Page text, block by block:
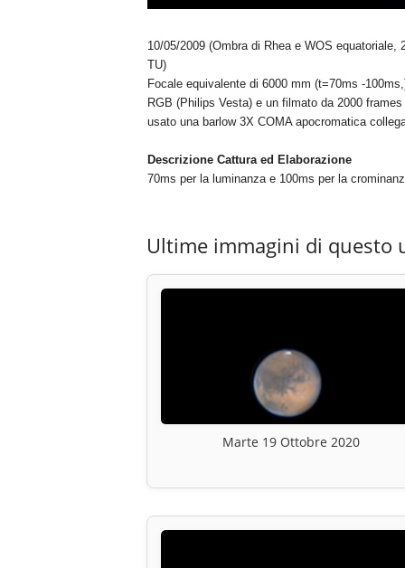
10/05/2009 (Ombra di Rhea e WOS
TU)
Focale equivalente di 6000 mm (t=70ms -
RGB (Philips Vesta) e un filmato da 2000
usato una barlow 3X COMA apocromatica
Descrizione Cattura ed Elaborazione
70ms per la luminanza e 100ms per la
Ultime immagini di questo
Marte 19 Ottobre 2020